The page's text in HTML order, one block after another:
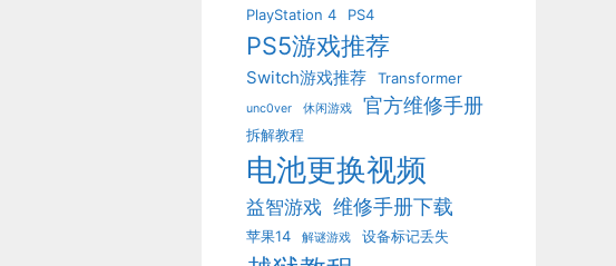
PlayStation 4 PS4
PS5游戏推荐
Switch游戏推荐 Transformer
unc0ver 休闲游戏 官方维修手册
拆解教程
电池更换视频
益智游戏 维修手册下载
苹果14 解谜游戏 设备标记丢失